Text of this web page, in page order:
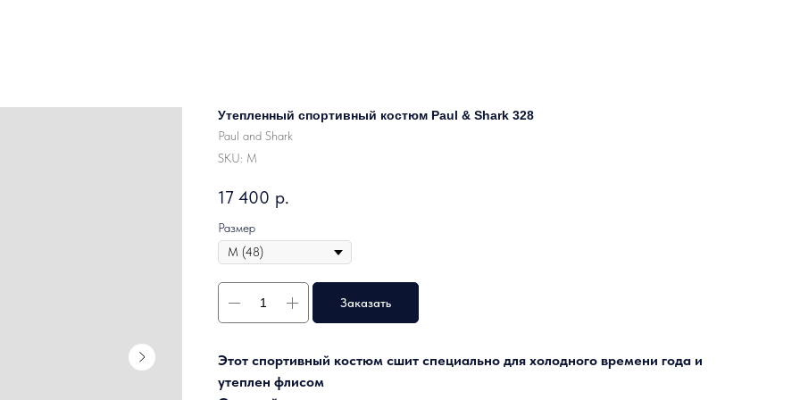
Утепленный спортивный костюм Paul & Shark 328
Paul and Shark
SKU: М
17 400 р.
Размер
Заказать
Этот спортивный костюм сшит специально для холодного времени года и
утеплен флисом